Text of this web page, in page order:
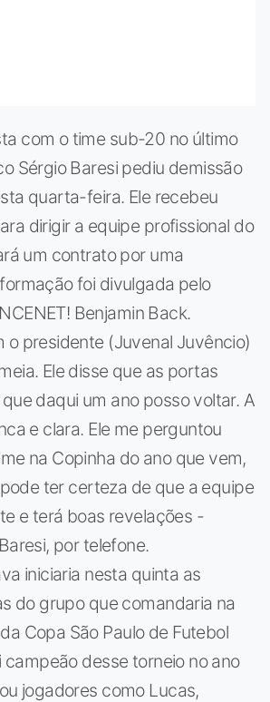
com o time sub-20 no último
Sérgio Baresi pediu demissão
quarta-feira. Ele recebeu
dirigir a equipe profissional do
um contrato por uma
foi divulgada pelo
Benjamin Back.
o presidente (Juvenal Juvêncio)
Ele disse que as portas
daqui um ano posso voltar. A
e clara. Ele me perguntou
na Copinha do ano que vem,
ter certeza de que a equipe
e terá boas revelações -
por telefone.
iniciaria nesta quinta as
do grupo que comandaria na
Copa São Paulo de Futebol
campeão desse torneio no ano
jogadores como Lucas,